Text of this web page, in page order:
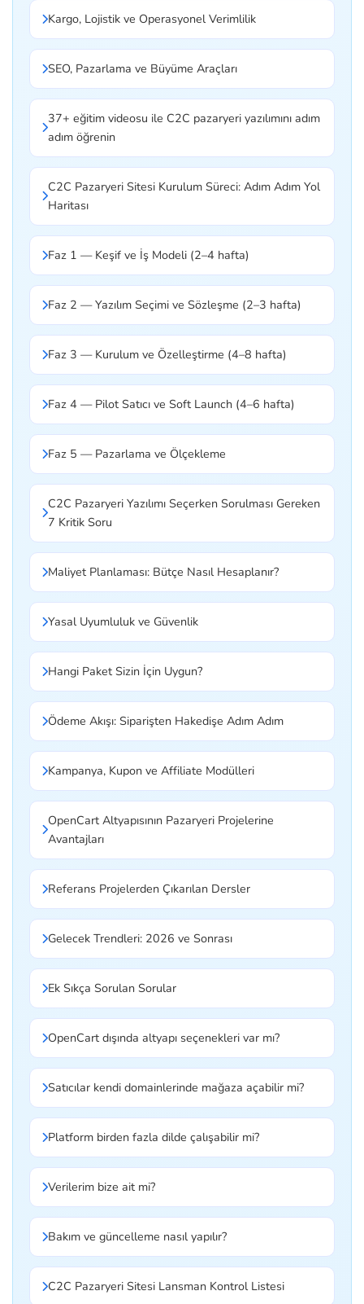
Kargo, Lojistik ve Operasyonel Verimlilik
SEO, Pazarlama ve Büyüme Araçları
37+ eğitim videosu ile C2C pazaryeri yazılımını adım
adım öğrenin
C2C Pazaryeri Sitesi Kurulum Süreci: Adım Adım Yol
Haritası
Faz 1 — Keşif ve İş Modeli (2–4 hafta)
Faz 2 — Yazılım Seçimi ve Sözleşme (2–3 hafta)
Faz 3 — Kurulum ve Özelleştirme (4–8 hafta)
Faz 4 — Pilot Satıcı ve Soft Launch (4–6 hafta)
Faz 5 — Pazarlama ve Ölçekleme
C2C Pazaryeri Yazılımı Seçerken Sorulması Gereken
7 Kritik Soru
Maliyet Planlaması: Bütçe Nasıl Hesaplanır?
Yasal Uyumluluk ve Güvenlik
Hangi Paket Sizin İçin Uygun?
Ödeme Akışı: Siparişten Hakedişe Adım Adım
Kampanya, Kupon ve Affiliate Modülleri
OpenCart Altyapısının Pazaryeri Projelerine
Avantajları
Referans Projelerden Çıkarılan Dersler
Gelecek Trendleri: 2026 ve Sonrası
Ek Sıkça Sorulan Sorular
OpenCart dışında altyapı seçenekleri var mı?
Satıcılar kendi domainlerinde mağaza açabilir mi?
Platform birden fazla dilde çalışabilir mi?
Verilerim bize ait mi?
Bakım ve güncelleme nasıl yapılır?
C2C Pazaryeri Sitesi Lansman Kontrol Listesi